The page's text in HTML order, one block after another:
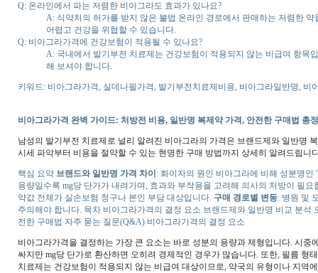
Q: 온라인에서 파는 저렴한 비아그라도 효과가 있나요?
A: 식약처의 허가를 받지 않은 불법 온라인 경로에서 판매하는 저렴한
어렵고 건강을 위협할 수 있습니다.
Q: 비아그라가격에 건강보험이 적용될 수 있나요?
A: 국내에서 발기부전 치료제는 건강보험이 적용되지 않는 비급여 항목
해 보셔야 합니다.
키워드: 비아그라가격, 실데나필가격, 발기부전치료제비용, 비아그라일반명, 비
비아그라가격 완벽 가이드: 처방전 비용, 일반명 복제약 가격, 안전한 구매법 총
남성의 발기부전 치료제로 널리 알려진 비아그라의 가격은 브랜드제와 일반명
시세 파악부터 비용을 절약할 수 있는 현명한 구매 방법까지 상세히 알려드립니
핵심 요약 브랜드와 일반명 가격 차이 : 화이자의 원인 비아그라에 비해 성분명
용량일수록 mg당 단가가 내려가며, 효과와 부작용을 고려해 의사의 처방이 필요
약값 전체가 실손보험 청구나 본인 부담 대상입니다. 구매 경로별 변동: 병원 및
주의해야 합니다. 목차 비아그라가격의 결정 요소 브랜드제와 일반명 비교 분
전한 구매법 자주 묻는 질문(Q&A) 비아그라가격의 결정 요소
비아그라가격을 결정하는 가장 큰 요소는 바로 성분의 용량과 제형입니다. 시
싸지만 mg당 단가로 환산하면 오히려 경제적인 경우가 많습니다. 또한, 필름
치료제는 건강보험이 적용되지 않는 비급여 대상이므로, 약국의 유형이나 지역